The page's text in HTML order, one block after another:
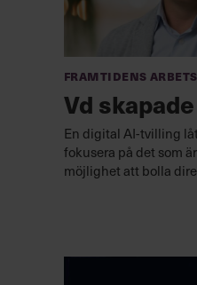
Framtidens
Vd
En digital AI-tvilling
fokusera på det som
möjlighet att bolla